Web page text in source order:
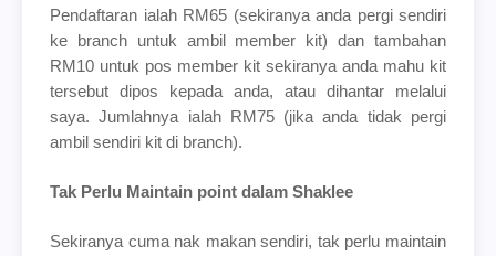
Pendaftaran ialah RM65 (sekiranya anda pergi sendiri
ke branch untuk ambil member kit) dan tambahan
RM10 untuk pos member kit sekiranya anda mahu kit
tersebut dipos kepada anda, atau dihantar melalui
saya. Jumlahnya ialah RM75 (jika anda tidak pergi
ambil sendiri kit di branch).
Tak Perlu Maintain point dalam Shaklee
Sekiranya cuma nak makan sendiri, tak perlu maintain